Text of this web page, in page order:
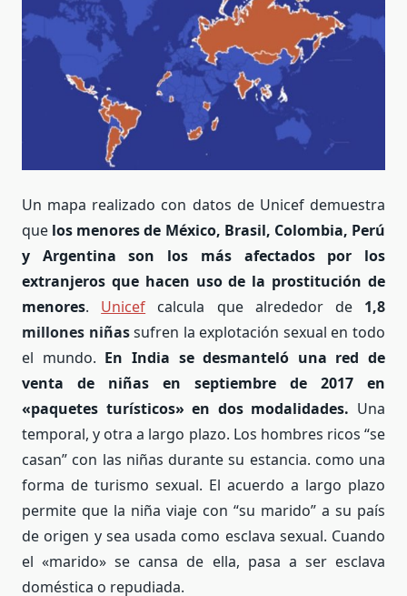
Un mapa realizado con datos de Unicef demuestra
que los menores de México, Brasil, Colombia, Perú
y Argentina son los más afectados por los
extranjeros que hacen uso de la prostitución de
menores. Unicef calcula que alrededor de 1,8
millones niñassufren la explotación sexual en todo
el mundo. En India se desmanteló una red de
venta de niñas en septiembre de 2017 en
«paquetes turísticos» en dos modalidades. Una
temporal, y otra a largo plazo. Los hombres ricos “se
casan” con las niñas durante su estancia. como una
forma de turismo sexual. El acuerdo a largo plazo
permite que la niña viaje con “su marido” a su país
de origen y sea usada como esclava sexual. Cuando
el «marido» se cansa de ella, pasa a ser esclava
doméstica o repudiada.